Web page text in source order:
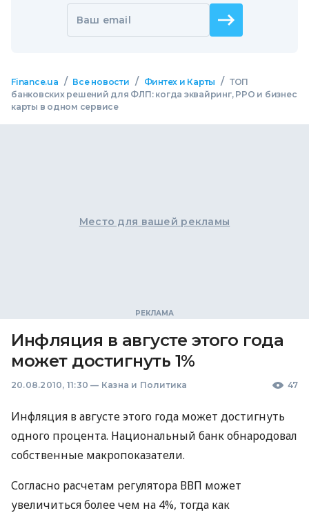
Ваш email
Finance.ua / Все новости / Финтех и Карты / ТОП
банковских решений для ФЛП: когда эквайринг, РРО и бизнес
карты в одном сервисе
Место для вашей рекламы
Инфляция в августе этого года
может достигнуть 1%
20.08.2010, 11:30 — Казна и Политика 47
Инфляция в августе этого года может достигнуть
одного процента. Национальный банк обнародовал
собственные макропоказатели.
Согласно расчетам регулятора ВВП может
увеличиться более чем на 4%, тогда как